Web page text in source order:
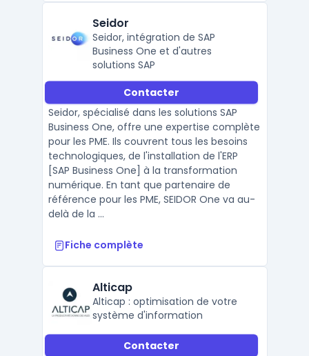
Seidor
Seidor, intégration de SAP
Business One et d'autres
solutions SAP
Contacter
Seidor, spécialisé dans les solutions SAP
Business One, offre une expertise complète
pour les PME. Ils couvrent tous les besoins
technologiques, de l'installation de l'ERP
[SAP Business One] à la transformation
numérique. En tant que partenaire de
référence pour les PME, SEIDOR One va au-
delà de la ...
Fiche complète
Alticap
Alticap : optimisation de votre
système d'information
Contacter